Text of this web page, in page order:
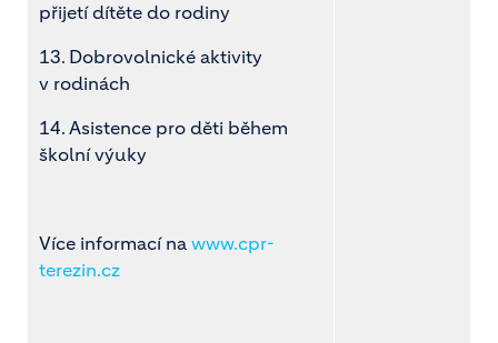
přijetí dítěte do rodiny
13. Dobrovolnické aktivity
v rodinách
14. Asistence pro děti během
školní výuky
Více informací na www.cpr-
terezin.cz